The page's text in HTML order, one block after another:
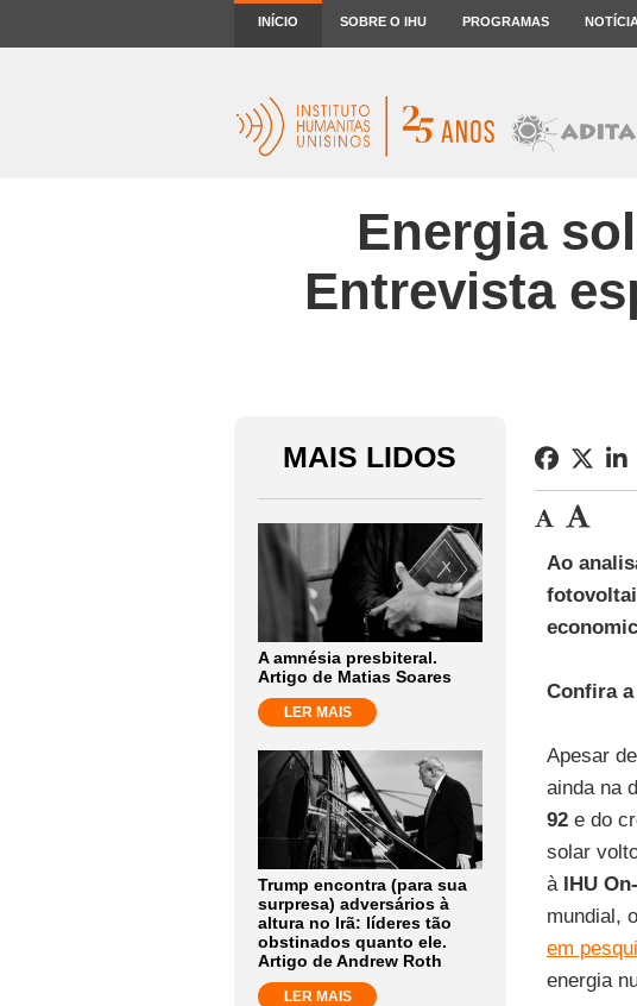
INÍCIO SOBRE O IHU PROGRAMAS
Energia
Entrevista
MAIS LIDOS
A amnésia presbiteral.
Artigo de Matias Soares
LER MAIS
Trump encontra (para sua
surpresa) adversários à
altura no Irã: líderes tão
obstinados quanto ele.
Artigo de Andrew Roth
LER MAIS
Ao
Confira
Apesar
ainda na
92e do
solar
àIHU
mundial,
em
energia